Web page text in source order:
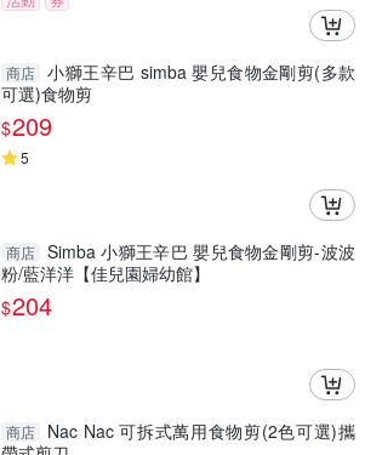
商店 小獅王辛巴 simba 嬰兒食物金剛剪(多款
可選)食物剪
$209
5
商店 Simba 小獅王辛巴 嬰兒食物金剛剪-波波
粉/藍洋洋【佳兒園婦幼館】
$204
商店
Nac Nac 可拆式萬用食物剪(2色可選)攜